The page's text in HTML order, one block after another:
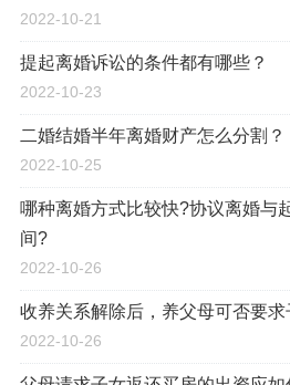
2022-10-21
提起离婚诉讼的条件都有哪些？
2022-10-23
二婚结婚半年离婚财产怎么分割？
2022-10-25
哪种离婚方式比较快?协议离婚与
间?
2022-10-26
收养关系解除后，养父母可否要求
2022-10-26